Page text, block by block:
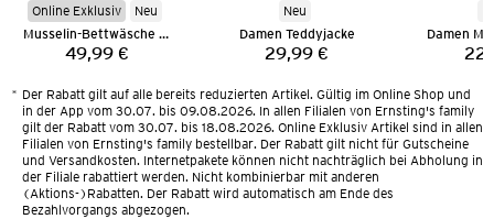
Online Exklusiv
Neu
Musselin-Bettwäsche 135 x 200 cm
Preis:
49,99 €
Neu
Damen Teddyjacke
Preis:
29,99 €
Damen
* Der Rabatt gilt auf alle bereits reduzierten Artikel. Gültig im Online Shop und
in der App vom 30.07. bis 09.08.2026. In allen Filialen von Ernsting's family
gilt der Rabatt vom 30.07. bis 18.08.2026. Online Exklusiv Artikel sind in allen
Filialen von Ernsting's family bestellbar. Der Rabatt gilt nicht für Gutscheine
und Versandkosten. Internetpakete können nicht nachträglich bei Abholung in
der Filiale rabattiert werden. Nicht kombinierbar mit anderen
(Aktions-)Rabatten. Der Rabatt wird automatisch am Ende des
Bezahlvorgangs abgezogen.